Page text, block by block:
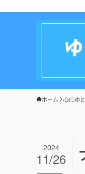
ホーム 心にゆ
2024
11/26